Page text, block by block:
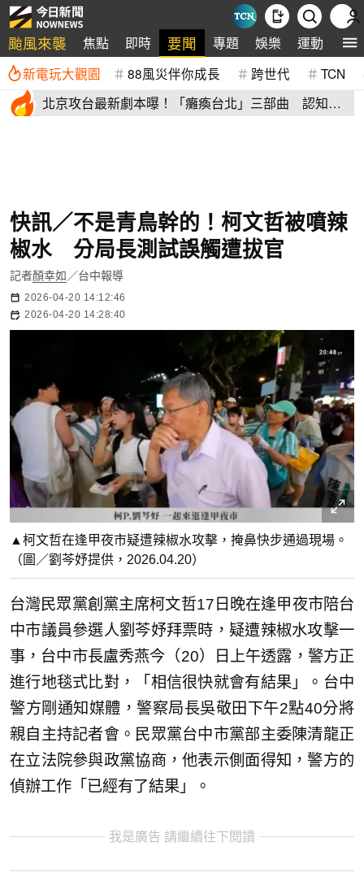
颱風來襲 焦點 即時 要聞 專題 娛樂 運動 全
新電玩大觀園 88風災伴你成長 跨世代 TCN
北京攻台最新劇本曝！「癱瘓台北」三部曲 認知戰
快訊／不是青鳥幹的！柯文哲被噴辣
椒水 分局長測試誤觸遭拔官
記者顏幸如 ／台中報導
2026-04-20 14:12:46
2026-04-20 14:28:40
▲柯文哲在逢甲夜市疑遭辣椒水攻擊，掩鼻快步通過現場。
（圖／劉芩妤提供，2026.04.20）
台灣民眾黨創黨主席柯文哲17日晚在逢甲夜市陪台
中市議員參選人劉芩妤拜票時，疑遭辣椒水攻擊一
事，台中市長盧秀燕今（20）日上午透露，警方正
進行地毯式比對，「相信很快就會有結果」。台中
警方剛通知媒體，警察局長吳敬田下午2點40分將
親自主持記者會。民眾黨台中市黨部主委陳清龍正
在立法院參與政黨協商，他表示側面得知，警方的
偵辦工作「已經有了結果」。
我是廣告 請繼續往下閱讀